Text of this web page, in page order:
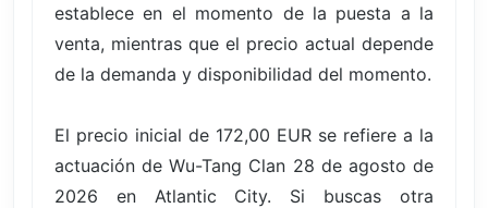
establece en el momento de la puesta a la
venta, mientras que el precio actual depende
de la demanda y disponibilidad del momento.
El precio inicial de 172,00 EUR se refiere a la
actuación de Wu-Tang Clan 28 de agosto de
2026 en Atlantic City. Si buscas otra